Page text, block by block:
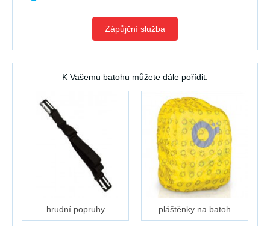
Zápůjční služba
K Vašemu batohu můžete dále pořídit:
hrudní popruhy pláštěnky na batoh